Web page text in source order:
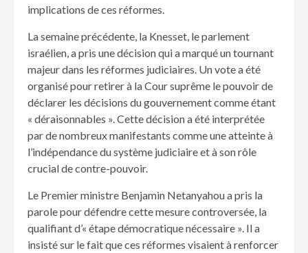
implications de ces réformes.
La semaine précédente, la Knesset, le parlement
israélien, a pris une décision qui a marqué un tournant
majeur dans les réformes judiciaires. Un vote a été
organisé pour retirer à la Cour suprême le pouvoir de
déclarer les décisions du gouvernement comme étant
« déraisonnables ». Cette décision a été interprétée
par de nombreux manifestants comme une atteinte à
l’indépendance du système judiciaire et à son rôle
crucial de contre-pouvoir.
Le Premier ministre Benjamin Netanyahou a pris la
parole pour défendre cette mesure controversée, la
qualifiant d’« étape démocratique nécessaire ». Il a
insisté sur le fait que ces réformes visaient à renforcer